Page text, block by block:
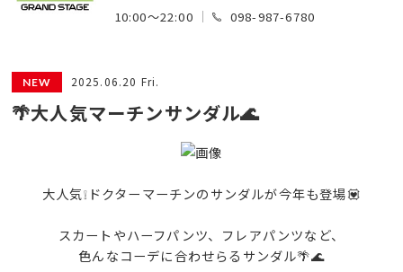
10:00～22:00 098-987-6780
2025.06.20 Fri.
🌴大人気マーチンサンダル🌊
大人気❕ドクターマーチンのサンダルが今年も登場💟
スカートやハーフパンツ、フレアパンツなど、
色んなコーデに合わせらるサンダル🌴🌊